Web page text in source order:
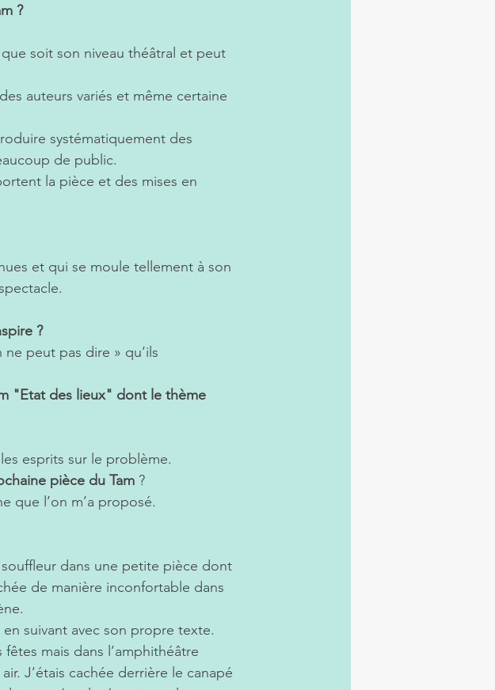
?
soit son niveau théâtral et peut
auteurs variés et même certaine
systématiquement des
de public.
la pièce et des mises en
et qui se moule tellement à son
?
peut pas dire » qu’ils
"Etat des lieux" dont le thème
esprits sur le problème.
pièce du Tam ?
que l’on m’a proposé.
dans une petite pièce dont
de manière inconfortable dans
suivant avec son propre texte.
mais dans l’amphithéâtre
J’étais cachée derrière le canapé